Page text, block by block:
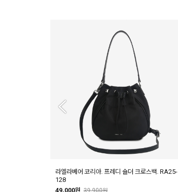
라엘라베어 코리아. 프레디 숄더 크로스백. RA25-
128
49,000원 39,900원